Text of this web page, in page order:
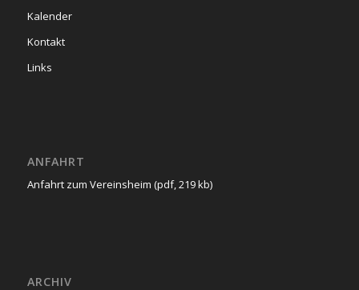
Kalender
Kontakt
Links
ANFAHRT
Anfahrt zum Vereinsheim (pdf, 219 kb)
ARCHIV